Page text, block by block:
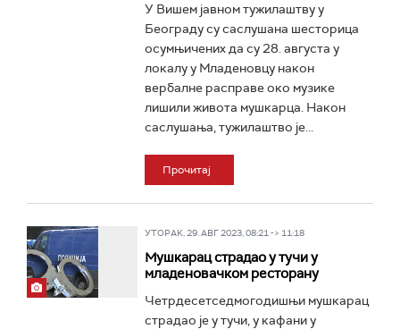
У Вишем јавном тужилаштву у
Београду су саслушана шесторица
осумњичених да су 28. августа у
локалу у Младеновцу након
вербалне расправе око музике
лишили живота мушкарца. Након
саслушања, тужилаштво је...
Прочитај
УТОРАК, 29. АВГ 2023, 08:21 -> 11:18
Мушкарац страдао у тучи у
младеновачком ресторану
Четрдесетседмогодишњи мушкарац
страдао је у тучи, у кафани у